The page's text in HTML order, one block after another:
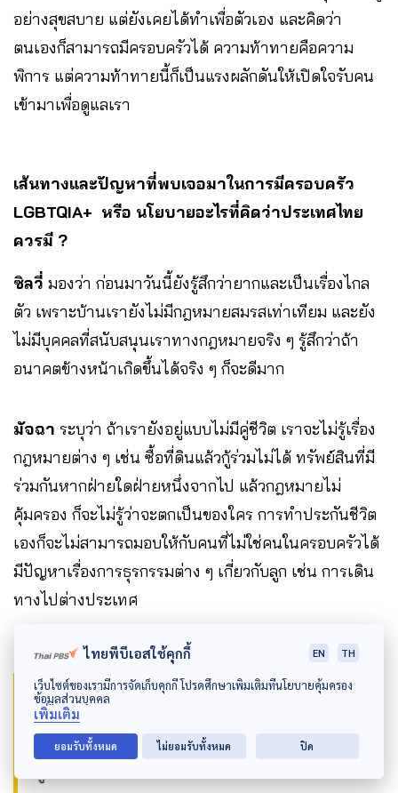
อย่างสุขสบาย แต่ยังเคยได้ทำเพื่อตัวเอง และคิดว่า
ตนเองก็สามารถมีครอบครัวได้ ความท้าทายคือความ
พิการ แต่ความท้าทายนี้ก็เป็นแรงผลักดันให้เปิดใจรับคน
เข้ามาเพื่อดูแลเรา
เส้นทางและปัญหาที่พบเจอมาในการมีครอบครัว
LGBTQIA+ หรือ นโยบายอะไรที่คิดว่าประเทศไทย
ควรมี ?
ซิลวี่ มองว่า ก่อนมาวันนี้ยังรู้สึกว่ายากและเป็นเรื่องไกล
ตัว เพราะบ้านเรายังไม่มีกฎหมายสมรสเท่าเทียม และยัง
ไม่มีบุคคลที่สนับสนุนเราทางกฎหมายจริง ๆ รู้สึกว่าถ้า
อนาคตข้างหน้าเกิดขึ้นได้จริง ๆ ก็จะดีมาก
มัจฉา ระบุว่า ถ้าเรายังอยู่แบบไม่มีคู่ชีวิต เราจะไม่รู้เรื่อง
กฎหมายต่าง ๆ เช่น ซื้อที่ดินแล้วกู้ร่วมไม่ได้ ทรัพย์สินที่มี
ร่วมกันหากฝ่ายใดฝ่ายหนึ่งจากไป แล้วกฎหมายไม่
คุ้มครอง ก็จะไม่รู้ว่าจะตกเป็นของใคร การทำประกันชีวิต
เองก็จะไม่สามารถมอบให้กับคนที่ไม่ใช่คนในครอบครัวได้
มีปัญหาเรื่องการธุรกรรมต่าง ๆ เกี่ยวกับลูก เช่น การเดิน
ทางไปต่างประเทศ
“เมื่อคนที่มีครอบครัวแบบ LGBTQIA+ ลุกขึ้นมา
พูด มันจะสร้างความเข้าใจให้กับสังคมได้มากขึ้น
ไทยพีบีเอสใช้คุกกี้ EN TH
เว็บไซต์ของเรามีการจัดเก็บคุกกี้ โปรดศึกษาเพิ่มเติมที่นโยบายคุ้มครอง
ข้อมูลส่วนบุคคล
เพิ่มเติม
ยอมรับทั้งหมด ไม่ยอมรับทั้งหมด ปิด